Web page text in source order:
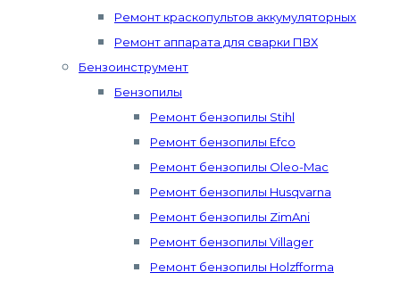
Ремонт краскопультов аккумуляторных
Ремонт аппарата для сварки ПВХ
Бензоинструмент
Бензопилы
Ремонт бензопилы Stihl
Ремонт бензопилы Efco
Ремонт бензопилы Oleo-Mac
Ремонт бензопилы Husqvarna
Ремонт бензопилы ZimAni
Ремонт бензопилы Villager
Ремонт бензопилы Holzfforma